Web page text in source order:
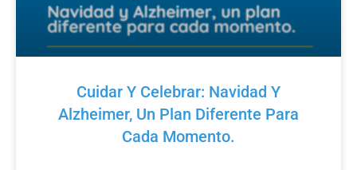
Cuidar Y Celebrar: Navidad Y
Alzheimer, Un Plan Diferente Para
Cada Momento.